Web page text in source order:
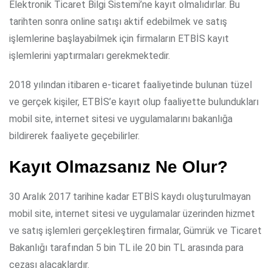
Elektronik Ticaret Bilgi Sistemi’ne kayıt olmalıdırlar. Bu
tarihten sonra online satışı aktif edebilmek ve satış
işlemlerine başlayabilmek için firmaların ETBİS kayıt
işlemlerini yaptırmaları gerekmektedir.
2018 yılından itibaren e-ticaret faaliyetinde bulunan tüzel
ve gerçek kişiler, ETBİS’e kayıt olup faaliyette bulundukları
mobil site, internet sitesi ve uygulamalarını bakanlığa
bildirerek faaliyete geçebilirler.
Kayıt Olmazsanız Ne Olur?
30 Aralık 2017 tarihine kadar ETBİS kaydı oluşturulmayan
mobil site, internet sitesi ve uygulamalar üzerinden hizmet
ve satış işlemleri gerçekleştiren firmalar, Gümrük ve Ticaret
Bakanlığı tarafından 5 bin TL ile 20 bin TL arasında para
cezası alacaklardır.